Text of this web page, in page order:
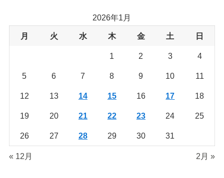
2026年1月
月 火 水 木 金 土 日
1 2 3 4
5 6 7 8 9 10 11
12 13 14 15 16 17 18
19 20 21 22 23 24 25
26 27 28 29 30 31
« 12月 2月 »